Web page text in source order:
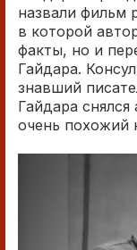
назвали фильм
в которой
факты, но и
Гайдара.
знавший
Гайдара
очень похожий